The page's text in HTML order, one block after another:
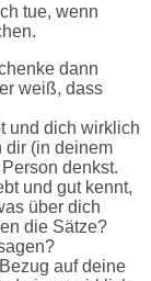
tue, wenn
dann
weiß, dass
und dich wirklich
dir (in deinem
denkst.
und gut kennt,
über dich
die Sätze?
auf deine